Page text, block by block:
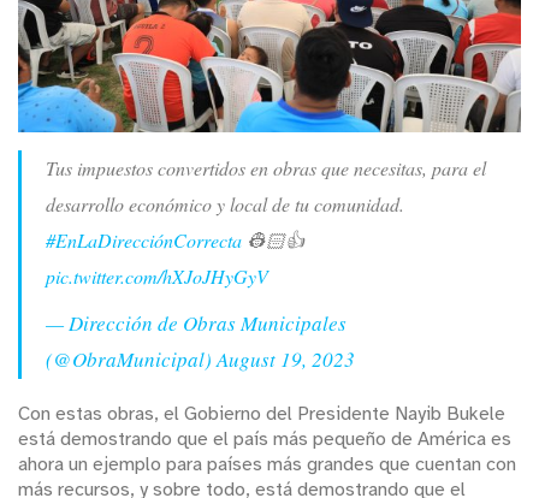
Tus impuestos convertidos en obras que necesitas, para el
desarrollo económico y local de tu comunidad.
#EnLaDirecciónCorrecta 👷🏻👍
pic.twitter.com/hXJoJHyGyV
— Dirección de Obras Municipales
(@ObraMunicipal)August 19, 2023
Con estas obras, el Gobierno del Presidente Nayib Bukele
está demostrando que el país más pequeño de América es
ahora un ejemplo para países más grandes que cuentan con
más recursos, y sobre todo, está demostrando que el